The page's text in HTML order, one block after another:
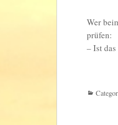
Wer
prüfen:
– Ist